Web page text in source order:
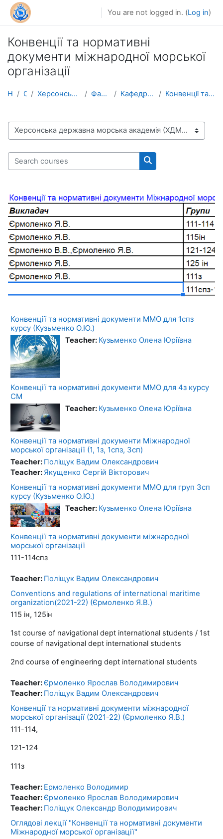
Skip to main content
You are not logged in. (Log in)
Конвенцiї та нормативнi
документи мiжнародної морської
організацiї
Home Courses Херсонська державна морська академія (ХДМА) Факультет судноводіння Кафедра навігації та управління судном Конвенцiї та нормативнi документи мiжнародної морс...
Course categories
Search courses
Search courses
Конвенції та нормативні документи ММО для 1спз
курсу (Кузьменко О.Ю.)
Teacher: Кузьменко Олена Юріївна
Конвенції та нормативні документи ММО для 4з курсу
СМ
Teacher: Кузьменко Олена Юріївна
Конвенції та нормативні документи Міжнародної
морської організації (1, 1з, 1спз, 3сп)
Teacher: Поліщук Вадим Олександрович
Teacher: Якущенко Сергій Вікторович
Конвенції та нормативні документи ММО для груп 3сп
курсу (Кузьменко О.Ю.)
Teacher: Кузьменко Олена Юріївна
Конвенції та нормативні документи міжнародної
морської організації
111-114спз
Teacher: Поліщук Вадим Олександрович
Conventions and regulations of international maritime
organization(2021-22) (Єрмоленко Я.В.)
115 ін, 125ін
1st course of navigational dept international students / 1st
course of navigational dept international students
2nd course of engineering dept international students
Teacher:Єрмоленко Ярослав Володимирович
Teacher: Поліщук Вадим Олександрович
Конвенцiї та нормативнi документи мiжнародної
морської організацiї (2021-22) (Єрмоленко Я.В.)
111-114,
121-124
111з
Teacher: Ермоленко Володимир
Teacher:Єрмоленко Ярослав Володимирович
Teacher: Поліщук Олександр Володимирович
Оглядові лекції "Конвенції та нормативні документи
Міжнародної морської організації"